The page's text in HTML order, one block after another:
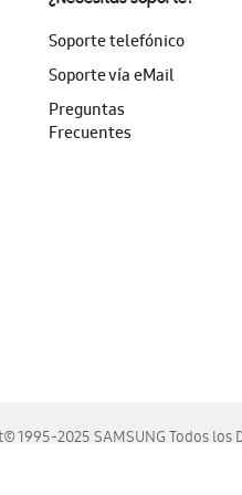
Soporte telefónico
Soporte vía eMail
Preguntas
Frecuentes
1995-2025 SAMSUNG Todos los